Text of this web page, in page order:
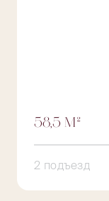
58,5 М²
2 подъезд